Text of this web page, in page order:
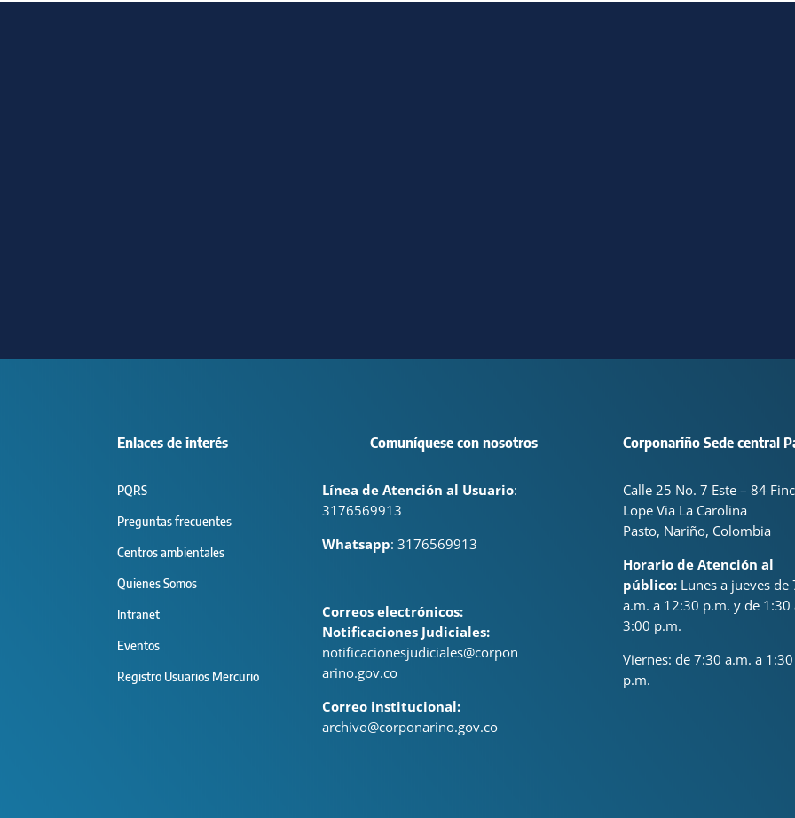
Enlaces de interés
PQRS
Preguntas frecuentes
Centros ambientales
Quienes Somos
Intranet
Eventos
Registro Usuarios Mercurio
Comuníquese con nosotros
Línea de Atención al Usuario:
3176569913
Whatsapp: 3176569913
Correos electrónicos:
Notificaciones Judiciales:
notificacionesjudiciales@corpon
arino.gov.co
Correo institucional:
archivo@corponarino.gov.co
Corponariño Sede central
Calle 25 No. 7 Este – 84
Lope Via La Carolina
Pasto, Nariño, Colombia
Horario de Atención al
público:Lunes a jueves de
a.m. a 12:30 p.m. y de 1:30
3:00 p.m.
Viernes: de 7:30 a.m. a 1:30
p.m.